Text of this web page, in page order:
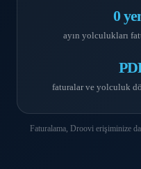
0
ayın yolculukları
faturalar ve yolculuk
Faturalama, Droovi erişiminize